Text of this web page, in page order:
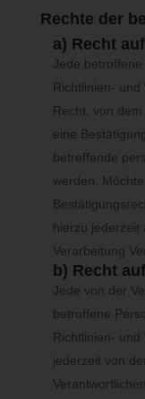
Rechte der
a) Recht
Jede
Richtlinien-
Recht, von
eine
betreffende
werden.
hierzu jederzeit
Verarbeitung
b) Recht
Jede von der
betroffene
Richtlinien- und
jederzeit von
Möchte eine
Anspruch nehmen,
Mitarbeiter des für
d) Recht auf
Vergessen
Jede von der
betroffene Person
Verordnungsgeber
zu verlangen, dass
Daten unverzüglich
Gründe zutrifft und
Die
erhoben oder auf
nicht mehr notwendig
Die betroffene
Verarbeitung gemäß
Art. 9 Abs. 2
anderweitigen
Die betroffene